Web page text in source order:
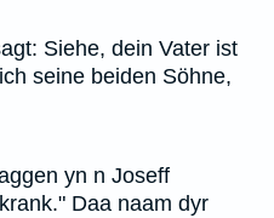
Siehe, dein Vater ist
seine beiden Söhne,
yn n Joseff
Daa naam dyr